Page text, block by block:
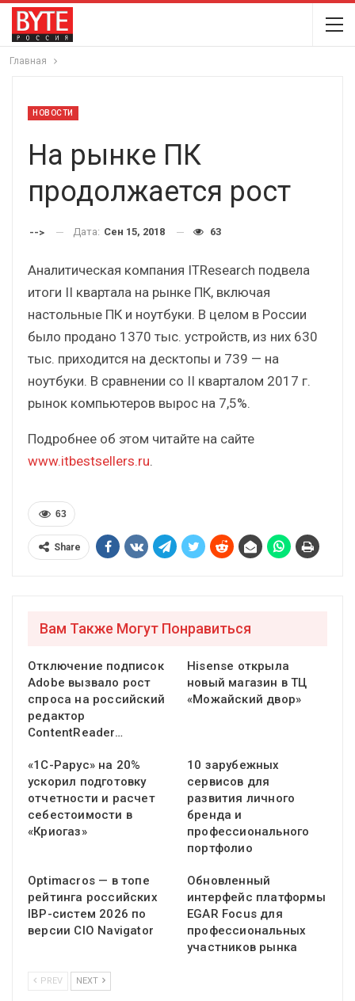
Главная
НОВОСТИ
На рынке ПК
продолжается рост
--> Дата: Сен 15, 2018 63
Аналитическая компания ITResearch подвела
итоги II квартала на рынке ПК, включая
настольные ПК и ноутбуки. В целом в России
было продано 1370 тыс. устройств, из них 630
тыс. приходится на десктопы и 739 — на
ноутбуки. В сравнении со II кварталом 2017 г.
рынок компьютеров вырос на 7,5%.
Подробнее об этом читайте на сайте
www.itbestsellers.ru.
63
Share
Вам Также Могут Понравиться
Отключение подписок
Adobe вызвало рост
спроса на российский
редактор
ContentReader…
Hisense открыла
новый магазин в ТЦ
«Можайский двор»
«1С-Рарус» на 20%
ускорил подготовку
отчетности и расчет
себестоимости в
«Криогаз»
10 зарубежных
сервисов для
развития личного
бренда и
профессионального
портфолио
Optimacros — в топе
рейтинга российских
IBP-систем 2026 по
версии CIO Navigator
Обновленный
интерфейс платформы
EGAR Focus для
профессиональных
участников рынка
PREV NEXT